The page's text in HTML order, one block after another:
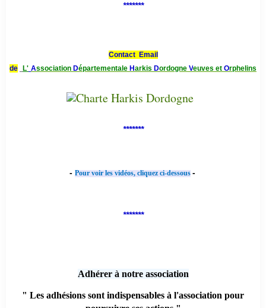
*******
Contact Email
de
L' Association Départementale Harkis Dordogne Veuves et Orphelins
*******
- Pour voir les vidéos, cliquez ci-dessous -
*******
Adhérer à notre association
" Les adhésions sont indispensables à l'association pour